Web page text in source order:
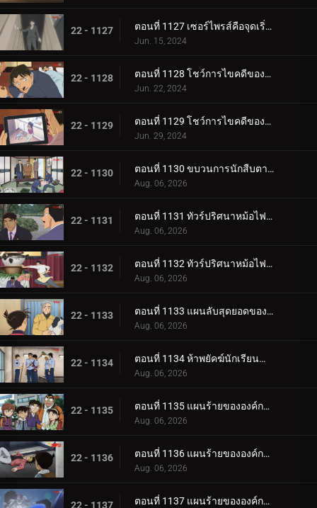
22 - 1127 ตอนที่ 1127 เซอร์ไพรส์คือจุดเริ่มต้นของโศกนาฏกรรม
Jun. 15, 2024
22 - 1128 ตอนที่ 1128 โชว์การไขคดีของคุโด้ ยูซากุ (ภาคแรก)
Jun. 22, 2024
22 - 1129 ตอนที่ 1129 โชว์การไขคดีของคุโด้ ยูซากุ (ภาคจบ)
Jun. 29, 2024
22 - 1130 ตอนที่ 1130 ขบวนการนักสืบตามล่าโจรวิ่งราว
Aug. 06, 2026
22 - 1131 ตอนที่ 1131 ทัวร์ปริศนาหม้อไฟเท็ตจิริ (ภาคท่าเรือโมจิ-โคคุระ)
Aug. 06, 2026
22 - 1132 ตอนที่ 1132 ทัวร์ปริศนาหม้อไฟเท็ตจิริ (ภาคชิโมโนเซกิ)
Aug. 06, 2026
22 - 1133 ตอนที่ 1133 แผนลับสุดยอดของประธานผู้มีเสน่ห์
Aug. 06, 2026
22 - 1134 ตอนที่ 1134 ห้าพยัคฆ์นักเรียนตำรวจ Wild Police Story CASE.ฟุรุยะ เรย์
Aug. 06, 2026
22 - 1135 ตอนที่ 1135 แผนร้ายขององค์กรชุดดำ (ภาค ล่า)
Aug. 06, 2026
22 - 1136 ตอนที่ 1136 แผนร้ายขององค์กรชุดดำ (ภาค ขึ้นฝั่ง)
Aug. 06, 2026
22 - 1137 ตอนที่ 1137 แผนร้ายขององค์กรชุดดำ (ภาค ตัวจริง)